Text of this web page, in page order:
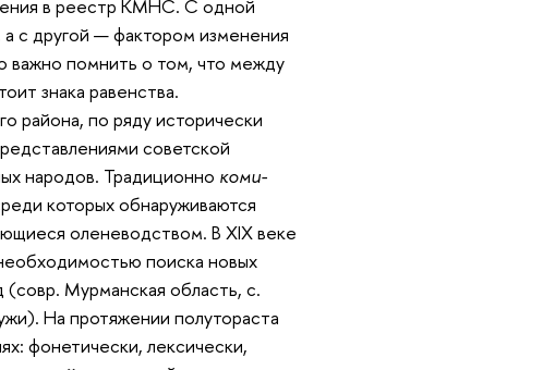
в реестр КМНС. С одной
с другой — фактором изменения
важно помнить о том, что между
знака равенства.
района, по ряду исторически
советской
народов. Традиционно коми-
которых обнаруживаются
оленеводством. В XIX веке
поиска новых
Мурманская область, с.
На протяжении полутораста
фонетически, лексически,